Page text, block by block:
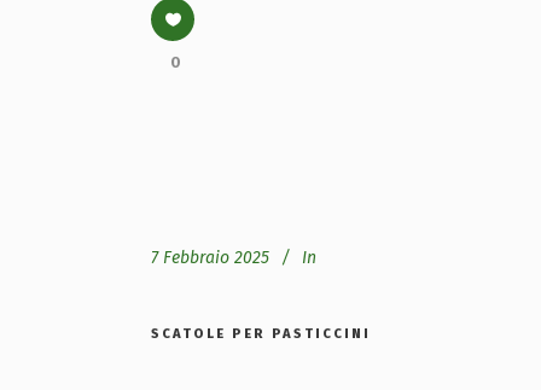
0
7 Febbraio 2025 In
SCATOLE PER PASTICCINI